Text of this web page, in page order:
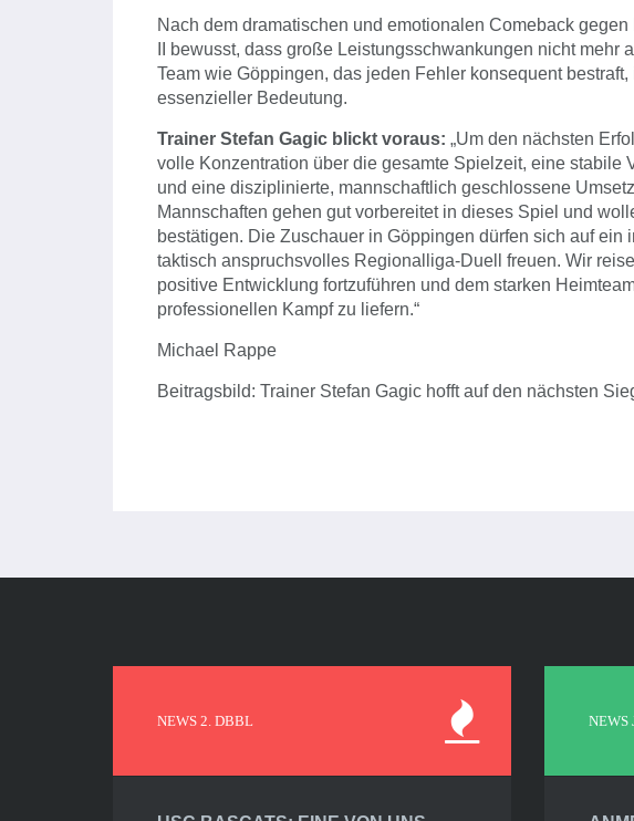
Nach dem dramatischen und emotionalen Comeback
II bewusst, dass große Leistungsschwankungen nicht mehr
Team wie Göppingen, das jeden Fehler konsequent
essenzieller Bedeutung.
Trainer Stefan Gagic blickt voraus: „Um den nächsten
volle Konzentration über die gesamte Spielzeit, eine stabile
und eine disziplinierte, mannschaftlich geschlossene
Mannschaften gehen gut vorbereitet in dieses Spiel und
bestätigen. Die Zuschauer in Göppingen dürfen sich auf ein
taktisch anspruchsvolles Regionalliga-Duell freuen. Wir
positive Entwicklung fortzuführen und dem starken
professionellen Kampf zu liefern.“
Michael Rappe
Beitragsbild: Trainer Stefan Gagic hofft auf den nächsten
NEWS 2. DBBL NEWS